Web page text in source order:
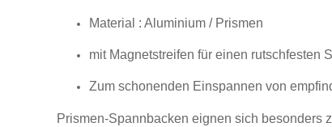
Material : Aluminium / Prismen
mit Magnetstreifen für einen rutschfesten
Zum schonenden Einspannen von
Prismen-Spannbacken eignen sich besonders